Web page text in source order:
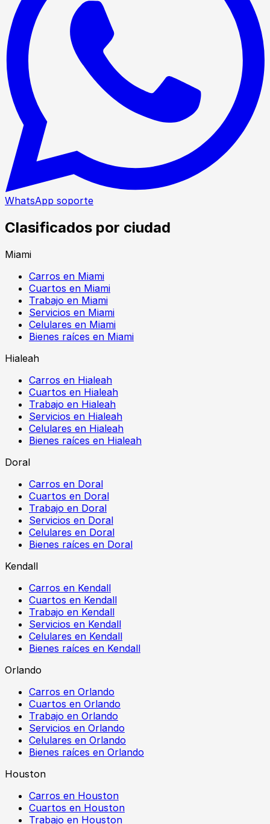
WhatsApp soporte
Clasificados por ciudad
Miami
Carros en Miami
Cuartos en Miami
Trabajo en Miami
Servicios en Miami
Celulares en Miami
Bienes raíces en Miami
Hialeah
Carros en Hialeah
Cuartos en Hialeah
Trabajo en Hialeah
Servicios en Hialeah
Celulares en Hialeah
Bienes raíces en Hialeah
Doral
Carros en Doral
Cuartos en Doral
Trabajo en Doral
Servicios en Doral
Celulares en Doral
Bienes raíces en Doral
Kendall
Carros en Kendall
Cuartos en Kendall
Trabajo en Kendall
Servicios en Kendall
Celulares en Kendall
Bienes raíces en Kendall
Orlando
Carros en Orlando
Cuartos en Orlando
Trabajo en Orlando
Servicios en Orlando
Celulares en Orlando
Bienes raíces en Orlando
Houston
Carros en Houston
Cuartos en Houston
Trabajo en Houston